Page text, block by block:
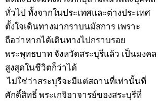
ทั่วไป ทั้งจากในประเทศและต่างประเทศ
ตั้งใจเดินทางมากราบนมัสการ เพราะ
ถือว่าหากได้เดินทางไปกราบรอย
พระพุทธบาท จังหวัดสระบุรีแล้ว เป็นมงคล
สูงสุดในชีวิตก็ว่าได้
ไม่ใช่ว่าสระบุรีจะมีแต่สถานที่เท่านั้นที่
ศักดิ์สิทธิ์ พระเกจิอาจารย์ของสระบุรีที่